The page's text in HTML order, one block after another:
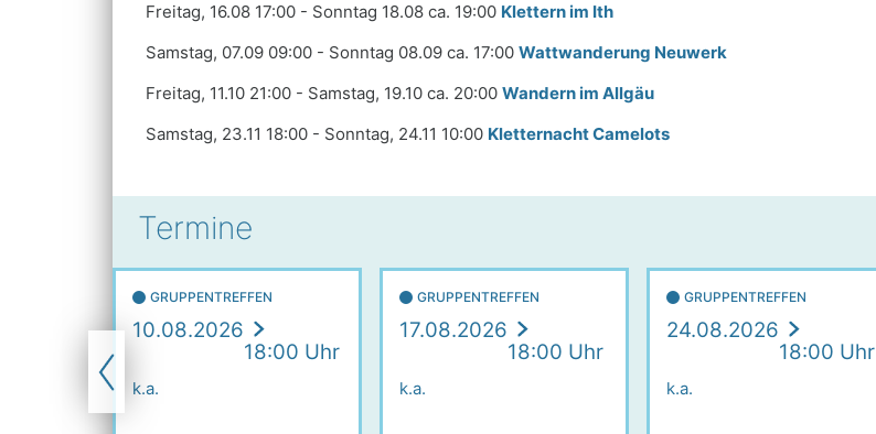
Freitag, 16.08 17:00 - Sonntag 18.08 ca. 19:00 Klettern im Ith
Samstag, 07.09 09:00 - Sonntag 08.09 ca. 17:00 Wattwanderung Neuwerk
Freitag, 11.10 21:00 - Samstag, 19.10 ca. 20:00 Wandern im Allgäu
Samstag, 23.11 18:00 - Sonntag, 24.11 10:00 Kletternacht Camelots
Termine
GRUPPENTREFFEN
10.08.2026
18:00 Uhr
k.a.
GRUPPENTREFFEN
17.08.2026
18:00 Uhr
k.a.
GRUPPENTREFFEN
24.08.2026
18:00 Uhr
k.a.